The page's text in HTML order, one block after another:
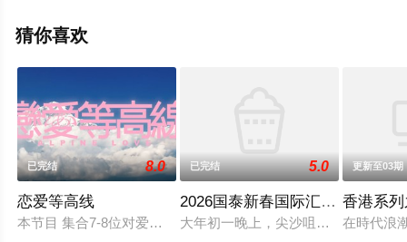
步至豆瓣综艺、电视猫或剧情网等平台了解。
猜你喜欢
已完结 8.0
恋爱等高线
本节目 集合7-8位对爱情有强烈渴望的单身男女，以「另类的媒
已完结 5.0
2026国泰新春国际汇演之夜
大年初一晚上，尖沙咀上演年度新春
更新至03期
香港系
在時代浪